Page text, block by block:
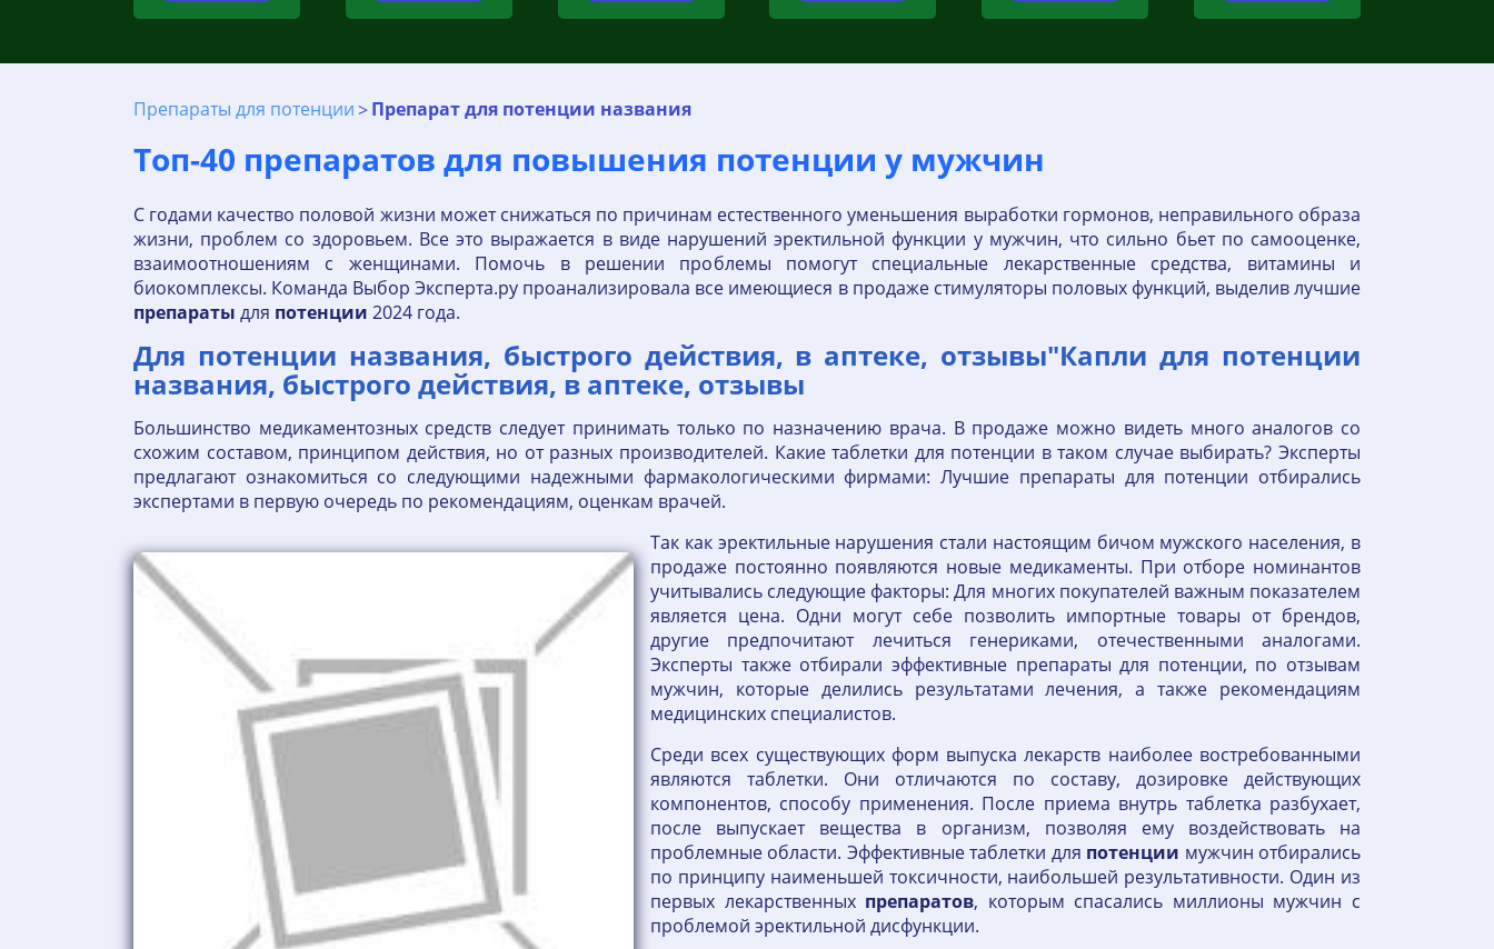
Препараты для потенции Препарат для потенции названия
Топ-40 препаратов для повышения потенции у мужчин
C годами качество половой жизни может снижаться по причинам естественного уменьшения выработки гормонов, неправильного образа
жизни, проблем со здоровьем. Все это выражается в виде нарушений эректильной функции у мужчин, что сильно бьет по самооценке,
взаимоотношениям с женщинами. Помочь в решении проблемы помогут специальные лекарственные средства, витамины и
биокомплексы. Команда Выбор Эксперта.ру проанализировала все имеющиеся в продаже стимуляторы половых функций, выделив лучшие
препараты для потенции 2024 года.
Для потенции названия, быстрого действия, в аптеке, отзывы"Капли для потенции
названия, быстрого действия, в аптеке, отзывы
Большинство медикаментозных средств следует принимать только по назначению врача. В продаже можно видеть много аналогов со
схожим составом, принципом действия, но от разных производителей. Какие таблетки для потенции в таком случае выбирать? Эксперты
предлагают ознакомиться со следующими надежными фармакологическими фирмами: Лучшие препараты для потенции отбирались
экспертами в первую очередь по рекомендациям, оценкам врачей.
Так как эректильные нарушения стали настоящим бичом мужского населения, в
продаже постоянно появляются новые медикаменты. При отборе номинантов
учитывались следующие факторы: Для многих покупателей важным показателем
является цена. Одни могут себе позволить импортные товары от брендов,
другие предпочитают лечиться генериками, отечественными аналогами.
Эксперты также отбирали эффективные препараты для потенции, по отзывам
мужчин, которые делились результатами лечения, а также рекомендациям
медицинских специалистов.
Среди всех существующих форм выпуска лекарств наиболее востребованными
являются таблетки. Они отличаются по составу, дозировке действующих
компонентов, способу применения. После приема внутрь таблетка разбухает,
после выпускает вещества в организм, позволяя ему воздействовать на
проблемные области. Эффективные таблетки для потенции мужчин отбирались
по принципу наименьшей токсичности, наибольшей результативности. Один из
первых лекарственных препаратов, которым спасались миллионы мужчин с
проблемой эректильной дисфункции.